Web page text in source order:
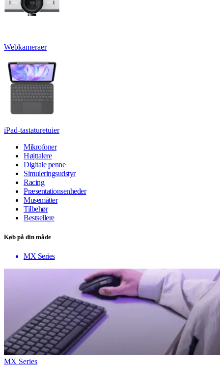
Webkameraer
iPad-tastaturetuier
Mikrofoner
Højttalere
Digitale penne
Simuleringsudstyr
Racing
Præsentationsenheder
Musemåtter
Tilbehør
Bestsellere
Køb på din måde
MX Series
MX Series